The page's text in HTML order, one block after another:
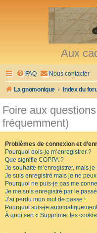
Aux
FAQ Nous contacter
La gnomonique Index du
Foire aux
fréquemment)
Problèmes de connexion et
Pourquoi dois-je m’enregistrer ?
Que signifie COPPA ?
Je souhaite m’enregistrer, mais je
Je suis enregistré mais je ne
Pourquoi ne puis-je pas me
Je me suis enregistré par le
J’ai perdu mon mot de passe !
Pourquoi suis-je
À quoi sert « Supprimer les